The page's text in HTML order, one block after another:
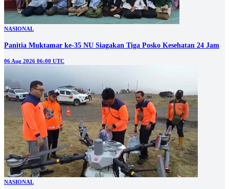
NASIONAL
Panitia Muktamar ke-35 NU Siagakan Tiga Posko Kesehatan 24 Jam
06 Aug 2026 06:00 UTC
NASIONAL